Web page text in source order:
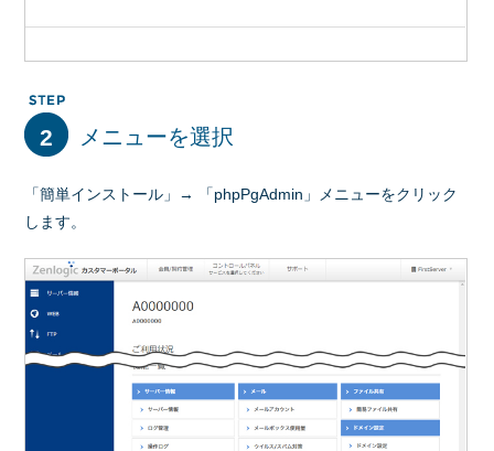
2 メニューを選択
「簡単インストール」→ 「phpPgAdmin」メニューをクリック
します。